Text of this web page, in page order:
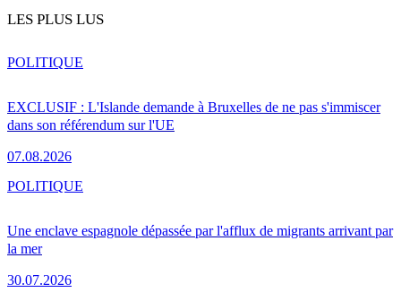
LES PLUS LUS
EXCLUSIF : L'Islande demande à Bruxelles de ne pas s'immiscer
dans son référendum sur l'UE
07.08.2026
POLITIQUE
Une enclave espagnole dépassée par l'afflux de migrants arrivant par
la mer
30.07.2026
POLITIQUE